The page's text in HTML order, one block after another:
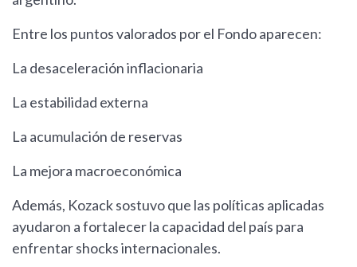
Entre los puntos valorados por el Fondo aparecen:
La desaceleración inflacionaria
La estabilidad externa
La acumulación de reservas
La mejora macroeconómica
Además, Kozack sostuvo que las políticas aplicadas
ayudaron a fortalecer la capacidad del país para
enfrentar shocks internacionales.